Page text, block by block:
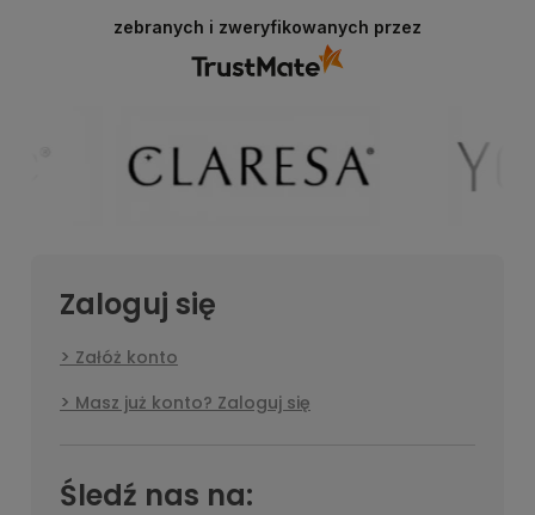
zebranych i zweryfikowanych przez
Zaloguj się
Załóż konto
Masz już konto? Zaloguj się
Śledź nas na: